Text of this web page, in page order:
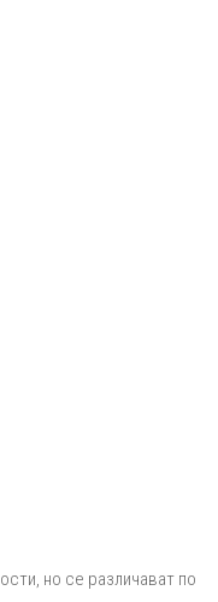
но се различават по